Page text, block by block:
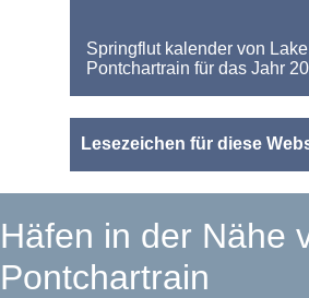
Springflut kalender von Lake
Pontchartrain für das Jahr
Lesezeichen für diese
Häfen in der Nähe
Pontchartrain